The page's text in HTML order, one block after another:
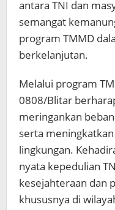
antara TNI dan
semangat
program TMMD
berkelanjutan.
Melalui program
0808/Blitar
meringankan
serta
lingkungan.
nyata kepedulian
kesejahteraan dan
khususnya di